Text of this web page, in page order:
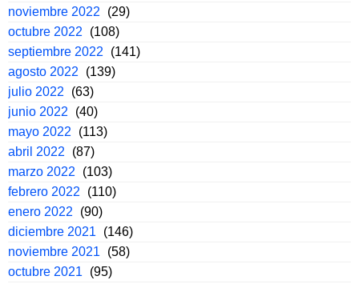
noviembre 2022
(29)
octubre 2022
(108)
septiembre 2022
(141)
agosto 2022
(139)
julio 2022
(63)
junio 2022
(40)
mayo 2022
(113)
abril 2022
(87)
marzo 2022
(103)
febrero 2022
(110)
enero 2022
(90)
diciembre 2021
(146)
noviembre 2021
(58)
octubre 2021
(95)